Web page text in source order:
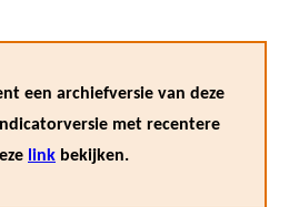
een archiefversie van deze
met recentere
link bekijken.